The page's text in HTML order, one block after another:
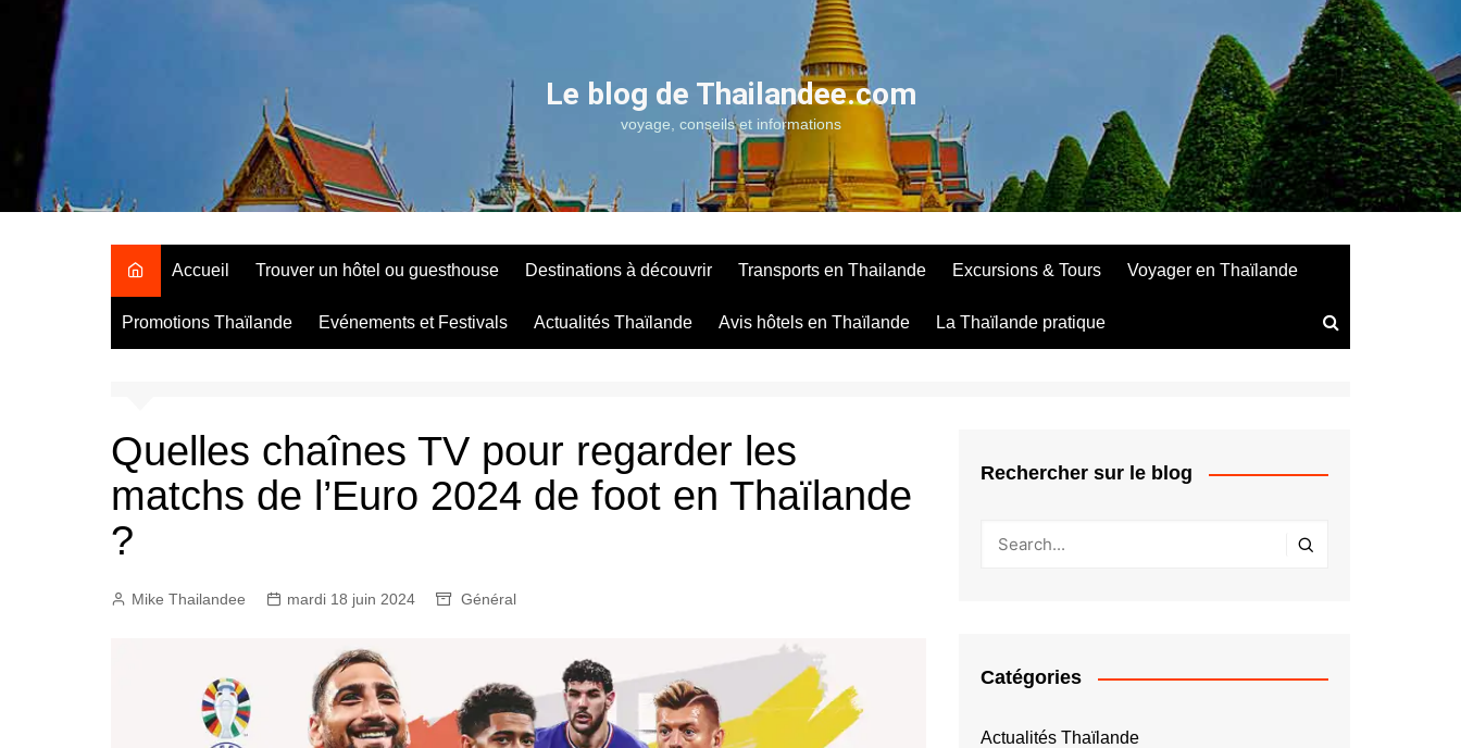
contenu
Le blog de Thailandee.com
voyage, conseils et informations
Accueil Trouver un hôtel ou guesthouse Destinations à découvrir Transports en Thailande Excursions & Tours Voyager en Thaïlande
Promotions Thaïlande Evénements et Festivals Actualités Thaïlande Avis hôtels en Thaïlande La Thaïlande pratique
Quelles chaînes TV pour regarder les
matchs de l’Euro 2024 de foot en Thaïlande
?
Mike Thailandee mardi 18 juin 2024 Général
Rechercher sur le blog
Catégories
Actualités Thaïlande